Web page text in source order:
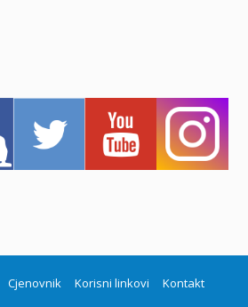
Cjenovnik Korisni linkovi Kontakt